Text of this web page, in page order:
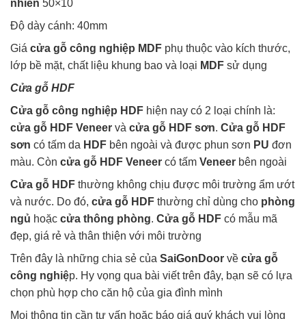
nhiên 50×10
Độ dày cánh: 40mm
Giá cửa gỗ công nghiệp MDF phụ thuộc vào kích thước,
lớp bề mặt, chất liệu khung bao và loại MDF sử dụng
Cửa gỗ HDF
Cửa gỗ công nghiệp HDF hiện nay có 2 loại chính là:
cửa gỗ HDF Veneer và cửa gỗ HDF sơn. Cửa gỗ HDF
sơn có tấm da HDF bên ngoài và được phun sơn PU đơn
màu. Còn cửa gỗ HDF Veneer có tấm Veneer bên ngoài
Cửa gỗ HDF thường không chịu được môi trường ẩm ướt
và nước. Do đó, cửa gỗ HDF thường chỉ dùng cho phòng
ngủ hoặc cửa thông phòng. Cửa gỗ HDF có mẫu mã
đẹp, giá rẻ và thân thiện với môi trường
Trên đây là những chia sẻ của SaiGonDoor về cửa gỗ
công nghiệp. Hy vọng qua bài viết trên đây, bạn sẽ có lựa
chọn phù hợp cho căn hộ của gia đình mình
Mọi thông tin cần tư vấn hoặc báo giá quý khách vui lòng